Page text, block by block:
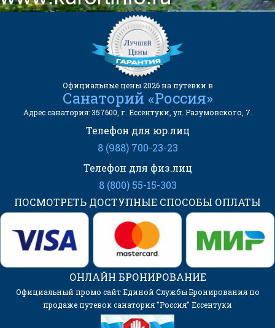
Официальные цены 2026 на путевки в
Санаторий «Россия»
Адрес санатория: 357600, г. Ессентуки, ул. Разумовского, 7.
Телефон для юр.лиц
8 (988) 700-23-23
Телефон для физ.лиц
8 (800) 55-15-303
ПОСМОТРЕТЬ ДОСТУПНЫЕ СПОСОБЫ ОПЛАТЫ
ОНЛАЙН БРОНИРОВАНИЕ
Официальный промо сайт Единой Службы Бронирования по
продаже путевок санатория "Россия" Ессентуки